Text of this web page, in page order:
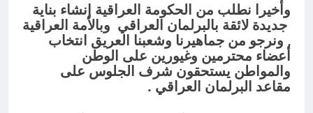
وأخيرا نطلب من الحكومة العراقية إنشاء بناية
جديدة لائقة بالبرلمان العراقي وبالأمة العراقية
, ونرجو من جماهيرنا وشعبنا العريق انتخاب
أعضاء محترمين وغيورين على الوطن
والمواطن يستحقون شرف الجلوس على
مقاعد البرلمان العراقي .